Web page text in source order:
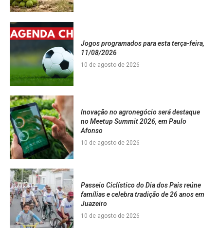
Jogos programados para esta terça-feira,
11/08/2026
10 de agosto de 2026
Inovação no agronegócio será destaque
no Meetup Summit 2026, em Paulo
Afonso
10 de agosto de 2026
Passeio Ciclístico do Dia dos Pais reúne
famílias e celebra tradição de 26 anos em
Juazeiro
10 de agosto de 2026